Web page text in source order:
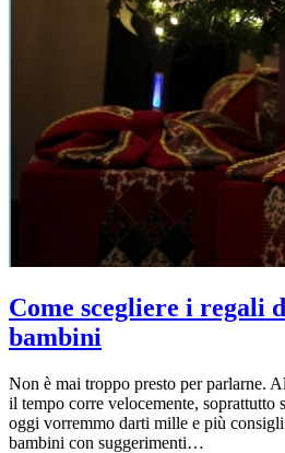
Come scegliere i regali
bambini
Non è mai troppo presto per parlarne.
il tempo corre velocemente, soprattutto
oggi vorremmo darti mille e più
bambini con suggerimenti…